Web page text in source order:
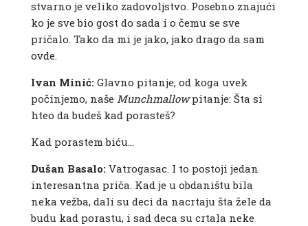
stvarno je veliko zadovoljstvo. Posebno znajući
ko je sve bio gost do sada i o čemu se sve
pričalo. Tako da mi je jako, jako drago da sam
ovde.
Ivan Minić:Glavno pitanje, od koga uvek
počinjemo, naše Munchmallowpitanje: Šta si
hteo da budeš kad porasteš?
Kad porastem biću…
Dušan Basalo:Vatrogasac. I to postoji jedan
interesantna priča. Kad je u obdaništu bila
neka vežba, dali su deci da nacrtaju šta žele da
budu kad porastu, i sad deca su crtala neke